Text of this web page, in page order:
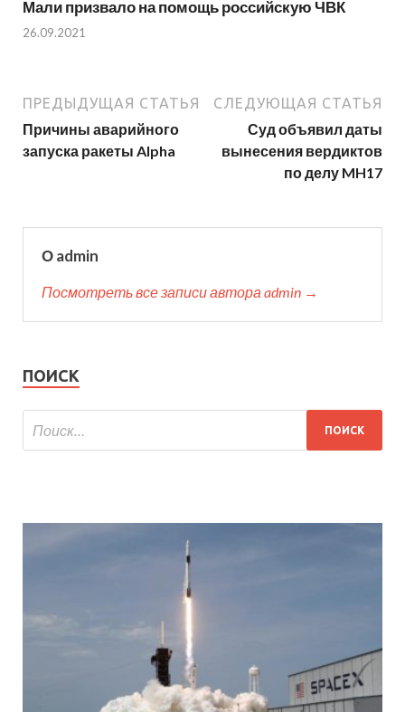
Мали призвало на помощь российскую ЧВК
26.09.2021
ПРЕДЫДУЩАЯ СТАТЬЯ
Причины аварийного
запуска ракеты Alpha
СЛЕДУЮЩАЯ СТАТЬЯ
Суд объявил даты
вынесения вердиктов
по делу MH17
О admin
Посмотреть все записи автора admin →
ПОИСК